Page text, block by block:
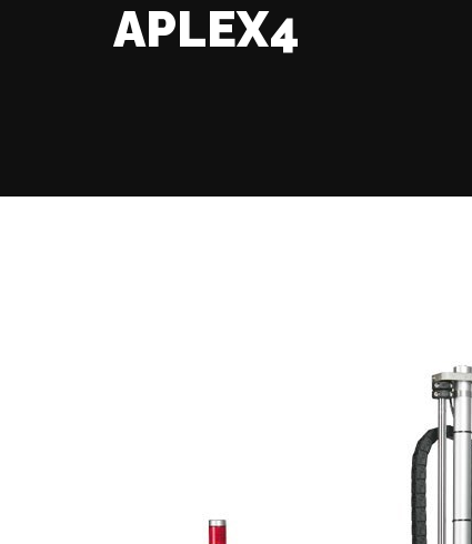
APLEX4